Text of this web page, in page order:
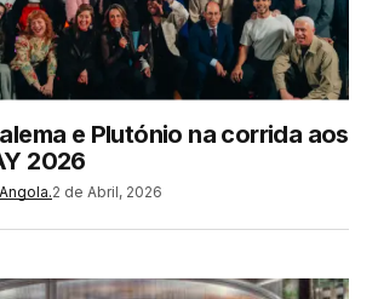
e Plutónio na corrida aos
2026
2 de Abril, 2026